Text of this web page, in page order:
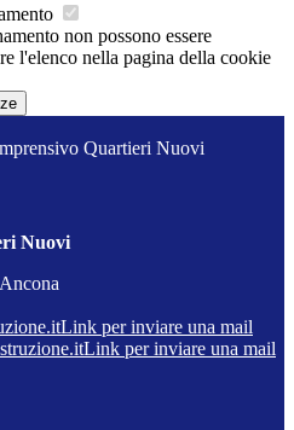
non possono essere
l'elenco nella pagina della cookie
Quartieri Nuovi
Nuovi
Link per inviare una mail
Link per inviare una mail